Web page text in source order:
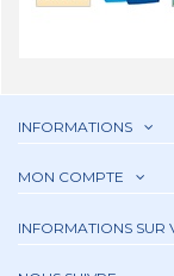
INFORMATIONS
MON COMPTE
INFORMATIONS SUR